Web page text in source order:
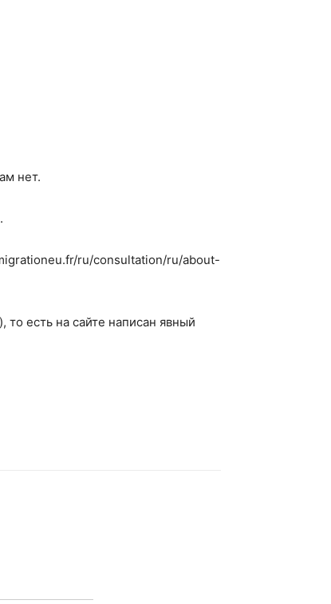
нет.
ru/consultation/ru/about-
есть на сайте написан явный